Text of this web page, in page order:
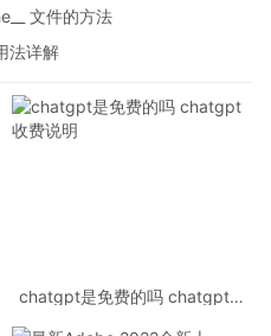
文件的方法
法详解
chatgpt是免费的吗 chatgpt收